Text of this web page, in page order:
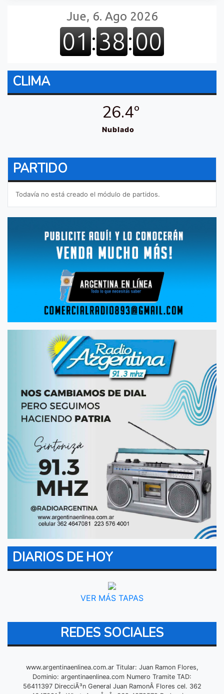
CLIMA
26.4º
Nublado
PARTIDO
Todavía no está creado el módulo de partidos.
DIARIOS DE HOY
VER MÁS TAPAS
REDES SOCIALES
www.argentinaenlinea.com.ar Titular: Juan Ramon Flores,
Dominio: argentinaenlinea.com Numero Tramite TAD:
56411397 DirecciÃ³n General Juan RamonÂ Flores cel. 362